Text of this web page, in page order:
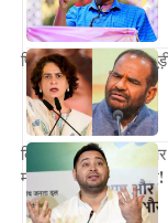
प्रियंका गांधी ने दिया
बिहार में टूट गया RJD
महागठबंधन में हुई हलचल!